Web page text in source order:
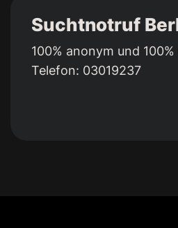
Suchtnotruf
100% anonym und
Telefon: 03019237